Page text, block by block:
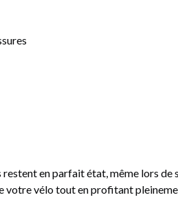
en parfait état, même lors de
votre vélo tout en profitant